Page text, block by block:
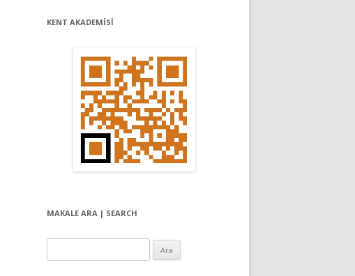
KENT AKADEMİSİ
MAKALE ARA | SEARCH